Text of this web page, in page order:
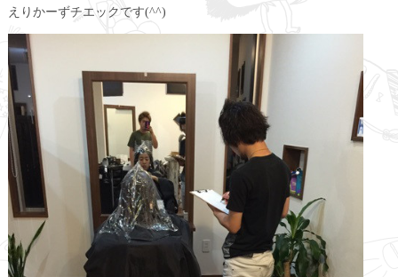
えりかーずチエックです(^^)